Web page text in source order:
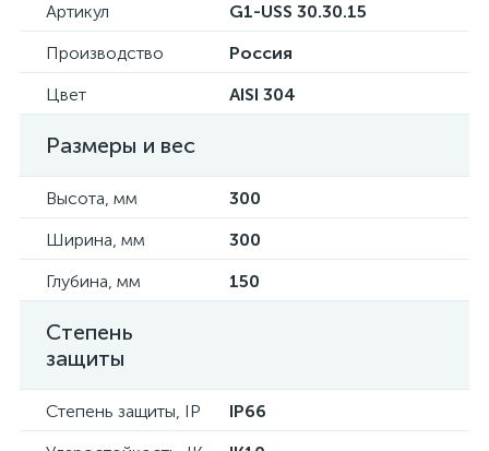
Артикул
G1-USS 30.30.15
Производство
Россия
Цвет
AISI 304
Размеры и вес
Высота, мм
300
Ширина, мм
300
Глубина, мм
150
Степень
защиты
Степень защиты, IP
IP66